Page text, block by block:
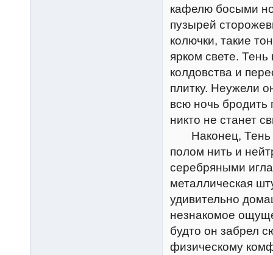
кафелю босыми
пузырей
колючки, такие
ярком свете. Тень
колдовства и
плитку. Неужели
всю ночь бродить
никто не станет
Наконец, Тень
полом нить и
серебряными
металлическая
удивительно
незнакомое
будто он забрел
физическому